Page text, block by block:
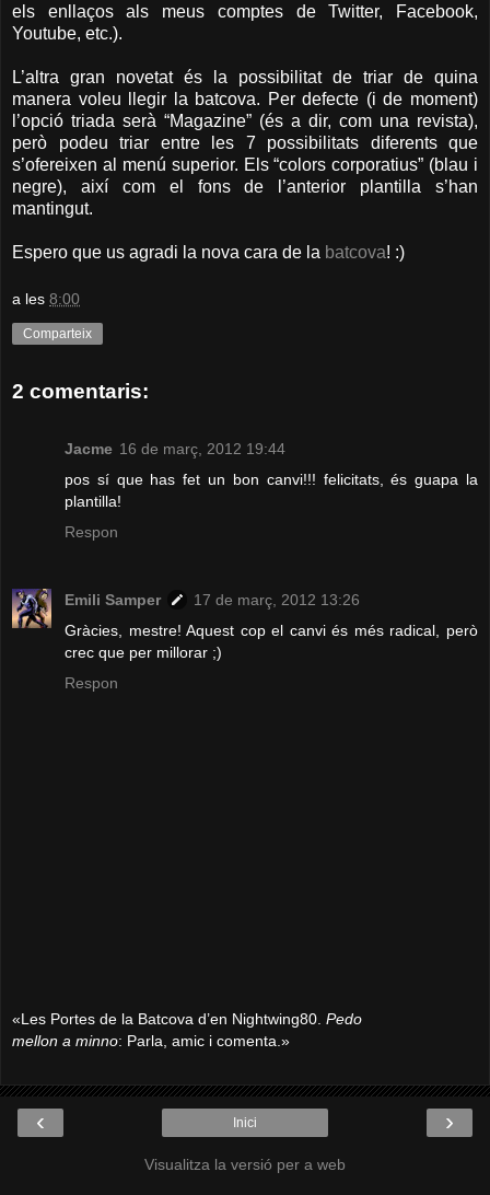
els enllaços als meus comptes de Twitter, Facebook,
Youtube, etc.).
L’altra gran novetat és la possibilitat de triar de quina
manera voleu llegir la batcova. Per defecte (i de moment)
l’opció triada serà “Magazine” (és a dir, com una revista),
però podeu triar entre les 7 possibilitats diferents que
s’ofereixen al menú superior. Els “colors corporatius” (blau i
negre), així com el fons de l’anterior plantilla s’han
mantingut.
Espero que us agradi la nova cara de la batcova! :)
a les 8:00
Comparteix
2 comentaris:
Jacme 16 de març, 2012 19:44
pos sí que has fet un bon canvi!!! felicitats, és guapa la
plantilla!
Respon
Emili Samper
17 de març, 2012 13:26
Gràcies, mestre! Aquest cop el canvi és més radical, però
crec que per millorar ;)
Respon
«Les Portes de la Batcova d’en Nightwing80. Pedo
mellon a minno: Parla, amic i comenta.»
‹ ›
Inici
Visualitza la versió per a web